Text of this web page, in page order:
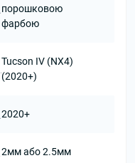
порошковою
фарбою
Tucson IV (NX4)
(2020+)
2020+
2мм або 2.5мм